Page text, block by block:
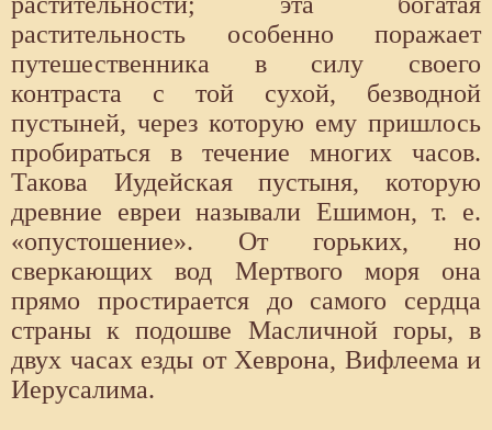
растительность особенно поражает
путешественника в силу своего
контраста с той сухой, безводной
пустыней, через которую ему пришлось
пробираться в течение многих часов.
Такова Иудейская пустыня, которую
древние евреи называли Ешимон, т. е.
«опустошение». От горьких, но
сверкающих вод Мертвого моря она
прямо простирается до самого сердца
страны к подошве Масличной горы, в
двух часах езды от Хеврона, Вифлеема и
Иерусалима.